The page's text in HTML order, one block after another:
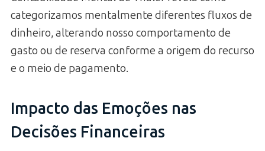
categorizamos mentalmente diferentes fluxos de
dinheiro, alterando nosso comportamento de
gasto ou de reserva conforme a origem do recurso
e o meio de pagamento.
Impacto das Emoções nas
Decisões Financeiras